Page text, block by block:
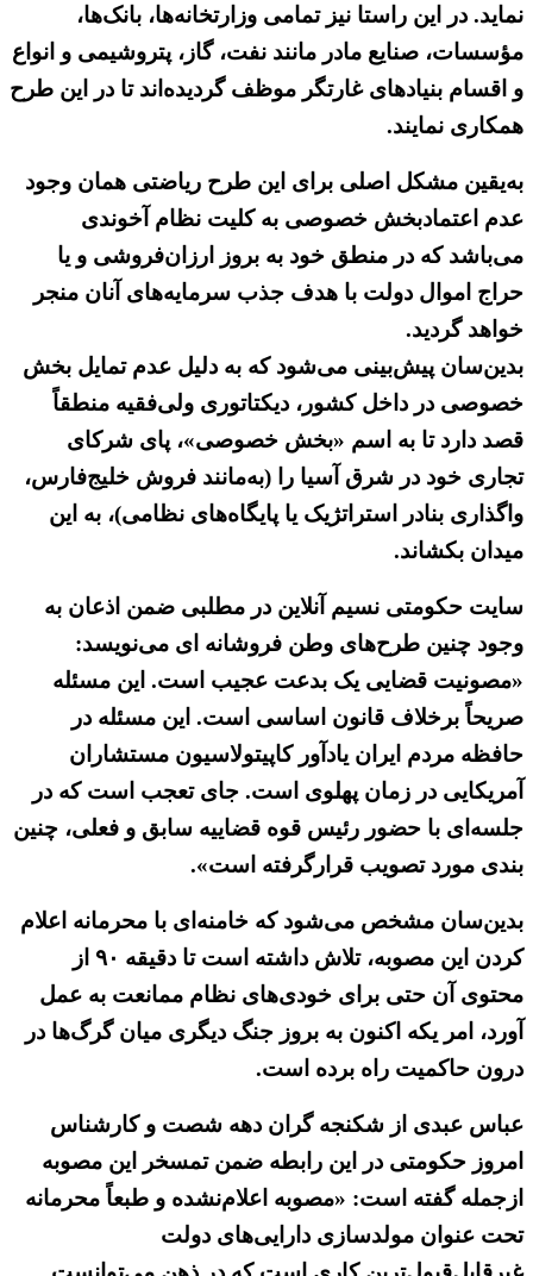
نماید. در این راستا نیز تمامی وزارتخانه‌ها، بانک‌ها،
مؤسسات، صنایع مادر مانند نفت، گاز، پتروشیمی و انواع
و اقسام بنیادهای غارتگر موظف گردیده‌اند تا در این طرح
همکاری نمایند.
به‌یقین مشکل اصلی برای این طرح ریاضتی همان وجود
عدم اعتمادبخش خصوصی به کلیت نظام آخوندی
می‌باشد که در منطق خود به بروز ارزان‌فروشی و یا
حراج اموال دولت با هدف جذب سرمایه‌های آنان منجر
خواهد گردید.
بدین‌سان پیش‌بینی می‌شود که به دلیل عدم تمایل بخش
خصوصی در داخل کشور، دیکتاتوری ولی‌فقیه منطقاً
قصد دارد تا به اسم «بخش خصوصی»، پای شرکای
تجاری خود در شرق آسیا را (به‌مانند فروش خلیج‌فارس،
واگذاری بنادر استراتژیک یا پایگاه‌های نظامی)، به این
میدان بکشاند.
سایت حکومتی نسیم آنلاین در مطلبی ضمن اذعان به
وجود چنین طرح‌های وطن فروشانه ای می‌نویسد:
«مصونیت قضایی یک بدعت عجیب است. این مسئله
صریحاً برخلاف قانون اساسی است. این مسئله در
حافظه مردم ایران یادآور کاپیتولاسیون مستشاران
آمریکایی در زمان پهلوی است. جای تعجب است که در
جلسه‌ای با حضور رئیس قوه قضاییه سابق و فعلی، چنین
بندی مورد تصویب قرارگرفته است».
بدین‌سان مشخص می‌شود که خامنه‌ای با محرمانه اعلام
کردن این مصوبه، تلاش داشته است تا دقیقه ۹۰ از
محتوی آن حتی برای خودی‌های نظام ممانعت به عمل
آورد، امر یکه اکنون به بروز جنگ دیگری میان گرگ‌ها در
درون حاکمیت راه برده است.
عباس عبدی از شکنجه گران دهه شصت و کارشناس
امروز حکومتی در این رابطه ضمن تمسخر این مصوبه
ازجمله گفته است: «مصوبه اعلام‌نشده و طبعاً محرمانه
تحت عنوان مولدسازی دارایی‌های دولت